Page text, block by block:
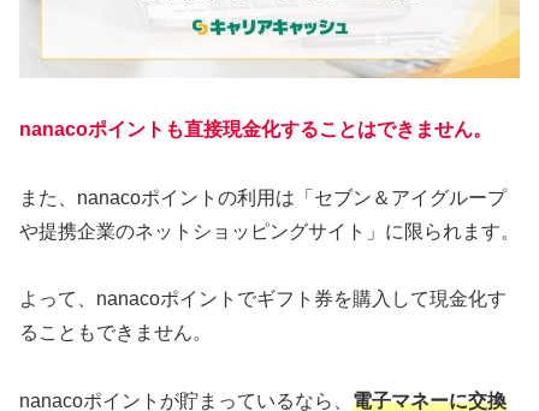
nanacoポイントも直接現金化することはできません。
また、nanacoポイントの利用は「セブン＆アイグループ
や提携企業のネットショッピングサイト」に限られます。
よって、nanacoポイントでギフト券を購入して現金化す
ることもできません。
nanacoポイントが貯まっているなら、 電子マネーに交換